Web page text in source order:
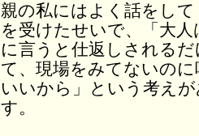
親の私にはよく話をし
を受けたせいで、「大
に言うと仕返しされる
て、現場をみてないの
いいから」という考え
す。